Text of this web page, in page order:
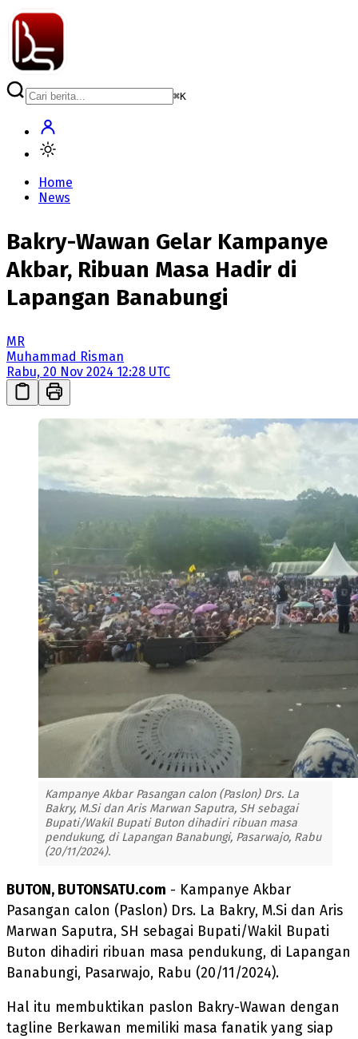
⌘K
Home
News
Bakry-Wawan Gelar Kampanye
Akbar, Ribuan Masa Hadir di
Lapangan Banabungi
MR
Muhammad Risman
Rabu, 20 Nov 2024 12:28 UTC
Kampanye Akbar Pasangan calon (Paslon) Drs. La
Bakry, M.Si dan Aris Marwan Saputra, SH sebagai
Bupati/Wakil Bupati Buton dihadiri ribuan masa
pendukung, di Lapangan Banabungi, Pasarwajo, Rabu
(20/11/2024).
BUTON, BUTONSATU.com - Kampanye Akbar
Pasangan calon (Paslon) Drs. La Bakry, M.Si dan Aris
Marwan Saputra, SH sebagai Bupati/Wakil Bupati
Buton dihadiri ribuan masa pendukung, di Lapangan
Banabungi, Pasarwajo, Rabu (20/11/2024).
Hal itu membuktikan paslon Bakry-Wawan dengan
tagline Berkawan memiliki masa fanatik yang siap